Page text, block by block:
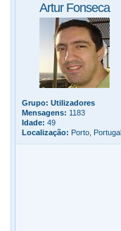
Artur Fonseca
Grupo: Utilizadores
Mensagens: 1183
Idade: 49
Localização: Porto, Portugal